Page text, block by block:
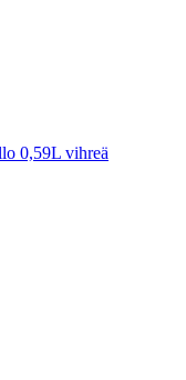
0,59L vihreä